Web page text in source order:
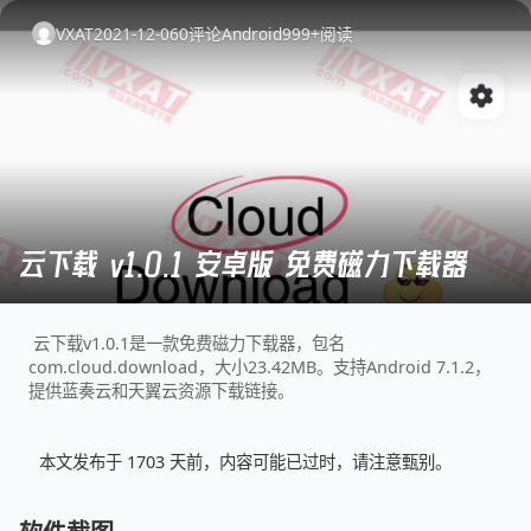
VXAT2021-12-060评论Android999+阅读
云下载 v1.0.1 安卓版 免费磁力下载器
云下载v1.0.1是一款免费磁力下载器，包名
com.cloud.download，大小23.42MB。支持Android 7.1.2，
提供蓝奏云和天翼云资源下载链接。
本文发布于 1703 天前，内容可能已过时，请注意甄别。